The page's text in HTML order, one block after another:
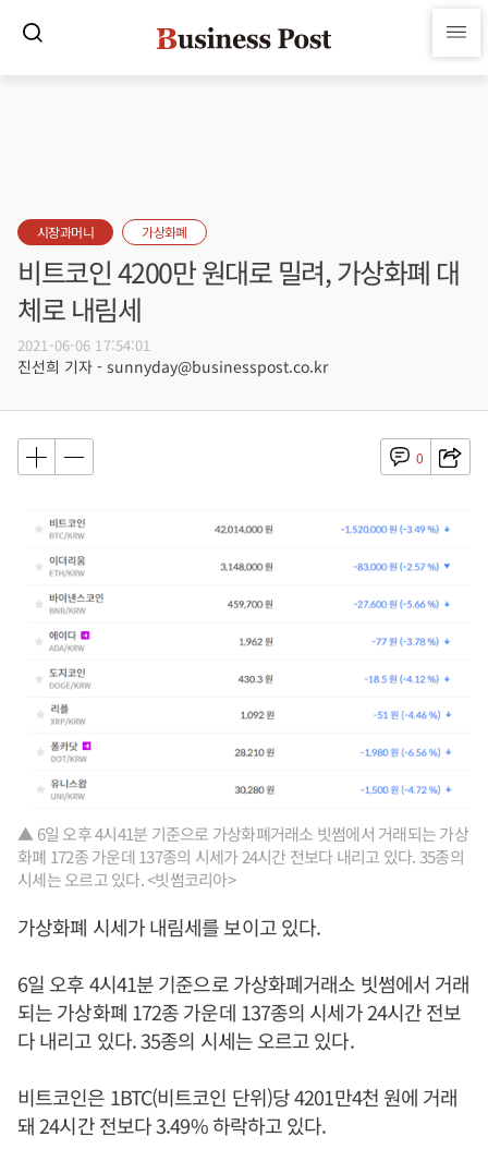
시장과머니 가상화폐
비트코인 4200만 원대로 밀려, 가상화폐 대
체로 내림세
2021-06-06 17:54:01
진선희 기자 - sunnyday@businesspost.co.kr
0
▲ 6일 오후 4시41분 기준으로 가상화폐거래소 빗썸에서 거래되는 가상
화폐 172종 가운데 137종의 시세가 24시간 전보다 내리고 있다. 35종의
시세는 오르고 있다. <빗썸코리아>
가상화폐 시세가 내림세를 보이고 있다.
6일 오후 4시41분 기준으로 가상화폐거래소 빗썸에서 거래
되는 가상화폐 172종 가운데 137종의 시세가 24시간 전보
다 내리고 있다. 35종의 시세는 오르고 있다.
비트코인은 1BTC(비트코인 단위)당 4201만4천 원에 거래
돼 24시간 전보다 3.49% 하락하고 있다.